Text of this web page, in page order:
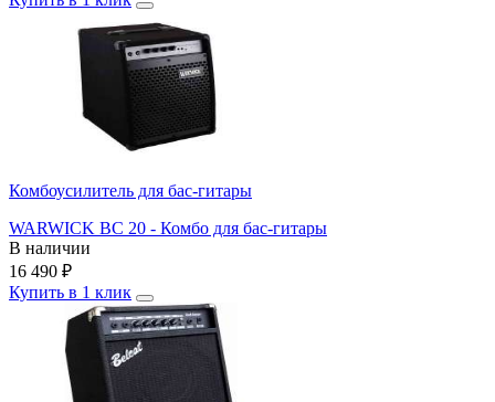
Комбоусилитель для бас-гитары
WARWICK BC 20 - Комбо для бас-гитары
В наличии
16 490 ₽
Купить в 1 клик